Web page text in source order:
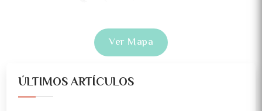
Ver Mapa
ÚLTIMOS ARTÍCULOS